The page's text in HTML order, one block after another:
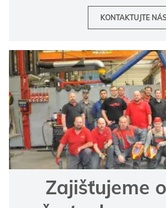
KONTAKTUJTE
Zajišťujeme